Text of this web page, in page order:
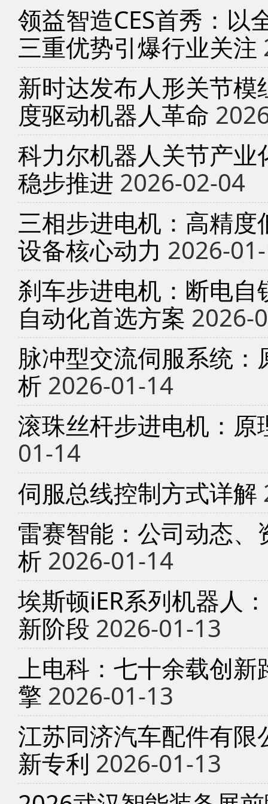
领益智造CES首秀：以
三重优势引爆行业关注
新时达发布人形关节
度驱动机器人革命
科力尔机器人关节产
稳步推进 2026-02-04
三相步进电机：高精
设备核心动力 2026-
刹车步进电机：断电
自动化首选方案 2026-
脉冲型交流伺服系统
析 2026-01-14
滚珠丝杆步进电机：
01-14
伺服总线控制方式详解
雷赛智能：公司动态
析 2026-01-14
埃斯顿iER系列机器人
新阶段 2026-01-13
上电科：七十余载创
擎 2026-01-13
江苏同济汽车配件有
新专利 2026-01-13